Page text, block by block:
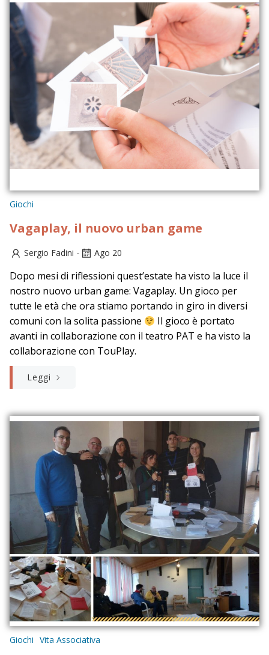
Giochi
Vagaplay, il nuovo urban game
Sergio Fadini - Ago 20
Dopo mesi di riflessioni quest’estate ha visto la luce il
nostro nuovo urban game: Vagaplay. Un gioco per
tutte le età che ora stiamo portando in giro in diversi
comuni con la solita passione
Il gioco è portato
avanti in collaborazione con il teatro PAT e ha visto la
collaborazione con TouPlay.
Leggi
Giochi Vita Associativa